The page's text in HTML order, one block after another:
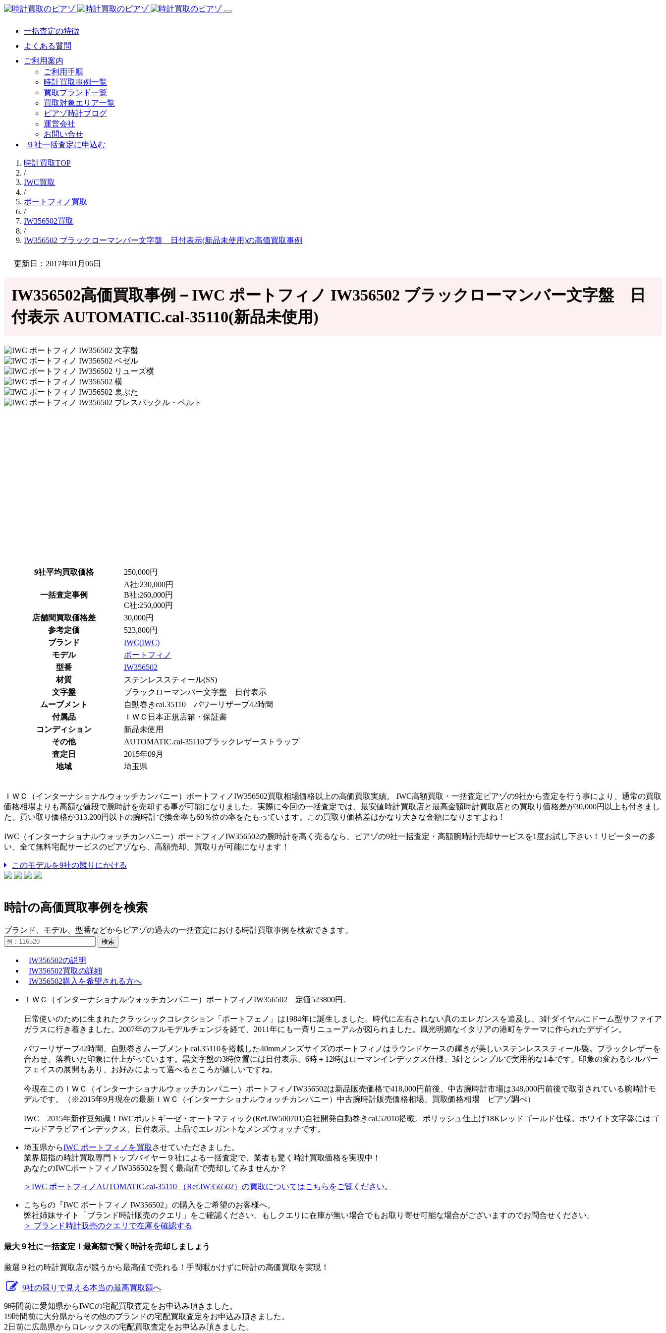
一括査定の特徴
よくある質問
ご利用案内
ご利用手順
時計買取事例一覧
買取ブランド一覧
買取対象エリア一覧
ピアゾ時計ブログ
運営会社
お問い合せ
９社一括査定に申込む
時計買取TOP
/
IWC買取
/
ポートフィノ買取
/
IW356502買取
/
IW356502 ブラックローマンバー文字盤 日付表示(新品未使用)の高価買取事例
更新日：2017年01月06日
IW356502高価買取事例－IWC ポートフィノ IW356502 ブラックローマンバー文字盤 日
付表示 AUTOMATIC.cal-35110(新品未使用)
9社平均買取価格 250,000円
一括査定事例
A社:230,000円
B社:260,000円
C社:250,000円
店舗間買取価格差
30,000円
参考定価
523,800円
ブランド
IWC(IWC)
モデル
ポートフィノ
型番
IW356502
材質
ステンレススティール(SS)
文字盤
ブラックローマンバー文字盤 日付表示
ムーブメント
自動巻きcal.35110 パワーリザーブ42時間
付属品
ＩＷＣ日本正規店箱・保証書
コンディション
新品未使用
その他
AUTOMATIC.cal-35110ブラックレザーストラップ
査定日
2015年09月
地域
埼玉県
ＩＷＣ（インターナショナルウォッチカンパニー）ポートフィノIW356502買取相場価格以上の高価買取実績。 IWC高額買取・一括査定ピアゾの9社から査定を行う事により、通常の買取
価格相場よりも高額な値段で腕時計を売却する事が可能になりました。実際に今回の一括査定では、最安値時計買取店と最高金額時計買取店との買取り価格差が30,000円以上も付きまし
た。買い取り価格が313,200円以下の腕時計で換金率も60％位の率をたもっています。この買取り価格差はかなり大きな金額になりますよね！
IWC（インターナショナルウォッチカンパニー）ポートフィノIW356502の腕時計を高く売るなら、ピアゾの9社一括査定・高額腕時計売却サービスを1度お試し下さい！リピーターの多
い、全て無料宅配サービスのピアゾなら、高額売却、買取りが可能になります！
このモデルを9社の競りにかける
時計の高価買取事例を検索
ブランド、モデル、型番などからピアゾの過去の一括査定における時計買取事例を検索できます。
検索
IW356502の説明
IW356502買取の詳細
IW356502購入を希望される方へ
ＩＷＣ（インターナショナルウォッチカンパニー）ポートフィノIW356502 定価523800円。
日常使いのために生まれたクラッシックコレクション「ポートフェノ」は1984年に誕生しました。時代に左右されない真のエレガンスを追及し、3針ダイヤルにドーム型サファイア
ガラスに行き着きました。2007年のフルモデルチェンジを経て、2011年にも一斉リニューアルが図られました。風光明媚なイタリアの港町をテーマに作られたデザイン。
パワーリザーブ42時間、自動巻きムーブメントcal.35110を搭載した40mmメンズサイズのポートフィノはラウンドケースの輝きが美しいステンレススティール製。ブラックレザーを
合わせ、落着いた印象に仕上がっています。黒文字盤の3時位置には日付表示、6時＋12時はローマンインデックス仕様、3針とシンプルで実用的な1本です。印象の変わるシルバー
フェイスの展開もあり、お好みによって選べるところが嬉しいですね。
今現在このＩＷＣ（インターナショナルウォッチカンパニー）ポートフィノIW356502は新品販売価格で418,000円前後、中古腕時計市場は348,000円前後で取引されている腕時計モ
デルです。（※2015年9月現在の最新ＩＷＣ（インターナショナルウォッチカンパニー）中古腕時計販売価格相場、買取価格相場 ピアゾ調べ）
IWC 2015年新作豆知識！IWCポルトギーゼ・オートマティック(Ref.IW500701)自社開発自動巻きcal.52010搭載。ポリッシュ仕上げ18Kレッドゴールド仕様。ホワイト文字盤にはゴ
ールドアラビアインデックス、日付表示。上品でエレガントなメンズウォッチです。
埼玉県からIWC ポートフィノを買取 させていただきました。
業界屈指の時計買取専門トップバイヤー９社による一括査定で、業者も驚く時計買取価格を実現中！
あなたのIWCポートフィノIW356502を賢く最高値で売却してみませんか？
＞IWC ポートフィノAUTOMATIC.cal-35110 （Ref.IW356502）の買取についてはこちらをご覧ください。
こちらの『IWC ポートフィノ IW356502』の購入をご希望のお客様へ。
弊社姉妹サイト「ブランド時計販売のクエリ」をご確認ください。もしクエリに在庫が無い場合でもお取り寄せ可能な場合がございますのでお問合せください。
＞ ブランド時計販売のクエリで在庫を確認する
最大９社に一括査定！ 最高額で賢く時計を売却しましょう
厳選９社の時計買取店が競うから最高値で売れる！手間暇かけずに時計の高価買取を実現！
9社の競りで見える本当の最高買取額へ
9時間前に愛知県からIWCの宅配買取査定をお申込み頂きました。
19時間前に大分県からその他のブランドの宅配買取査定をお申込み頂きました。
2日前に広島県からロレックスの宅配買取査定をお申込み頂きました。